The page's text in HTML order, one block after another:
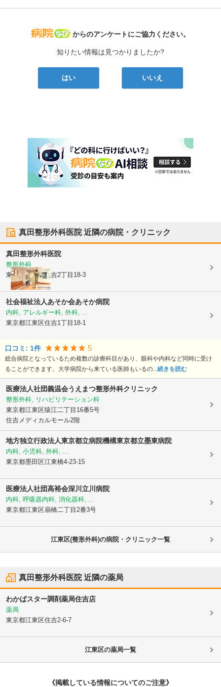
病院なび
からのアンケートにご協力ください。
知りたい情報は見つかりましたか?
はい いいえ
真田整形外科医院近隣の病院・クリニック
真田整形外科医院
整形外科
東京都江東区住吉2丁目18-3
社会福祉法人あそか会あそか病院
内科, アレルギー科, 外科, ...
東京都江東区住吉1丁目18-1
口コミ: 1件 5
総合病院となっているため複数の診療科目があり、眼科や内科など同時に受け
ることができます。大学病院から来ている医師もいるの... 続きを読む
医療法人社団義温会うえまつ整形外科クリニック
整形外科, リハビリテーション科
東京都江東区猿江二丁目16番5号
住吉メディカルモール2階
地方独立行政法人東京都立病院機構東京都立墨東病院
内科, 小児科, 外科, ...
東京都墨田区江東橋4-23-15
医療法人社団高裕会深川立川病院
内科, 呼吸器内科, 消化器科, ...
東京都江東区 扇橋二丁目2番3号
江東区(整形外科)の病院・クリニック一覧
真田整形外科医院近隣の薬局
わかばスター調剤薬局住吉店
薬局
東京都江東区住吉2-6-7
江東区の薬局一覧
《掲載している情報についてのご注意》